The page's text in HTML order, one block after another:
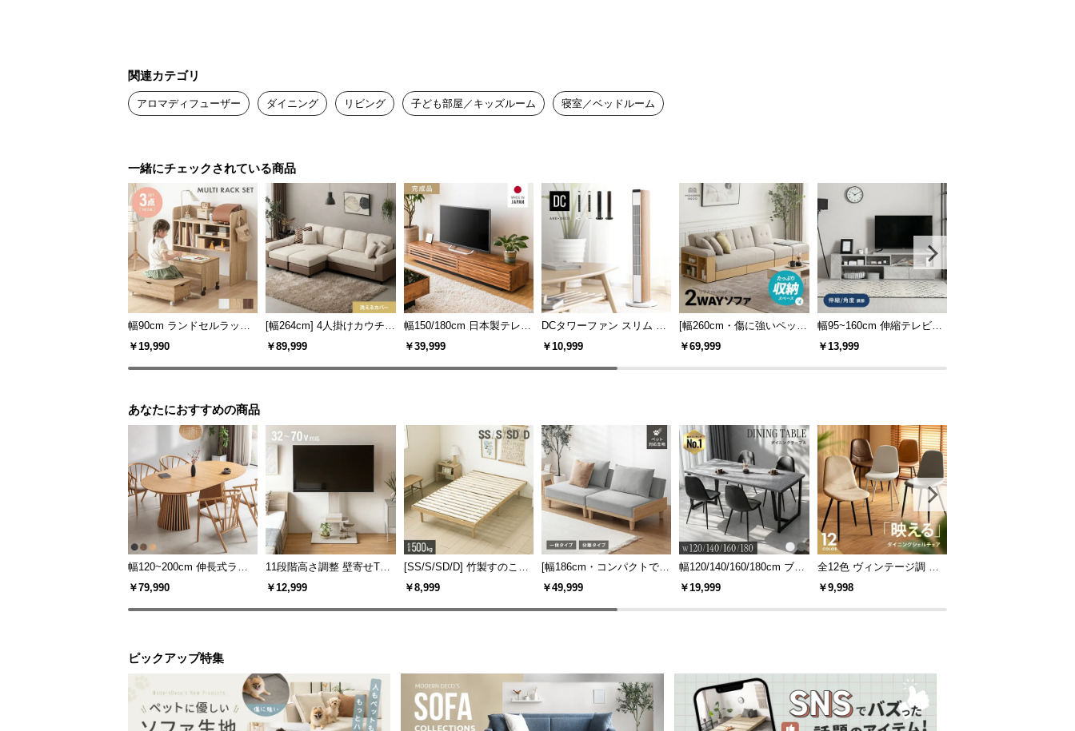
関連カテゴリ
アロマディフューザー ダイニング リビング 子ども部屋／キッズルーム 寝室／ベッドルーム
一緒にチェックされている商品
幅90cm ランドセルラック
学習机 3点セット
￥19,990
[幅264cm] 4人掛けカウチソ
ファ L字 最大6人掛け ビッ
イアウト自由
￥89,999
幅150/180cm 日本製テレビ
ボード TOT-002-1
￥39,999
DCタワーファン スリム 左
右自動首振り 8段階風量
￥10,999
[幅260cm・傷に強いペット
対応生地も] 収納付き3人掛
￥69,999
幅95~160cm 伸縮テレビボ
ード アレンジ多彩 引き出
タル調/木目調
￥13,999
あなたにおすすめの商品
幅120~200cm 伸長式ラウ
ンドダイニングテーブル 6
格子デザイン
￥79,990
11段階高さ調整 壁寄せTV
スタンド キャスター付き
￥12,999
[SS/S/SD/D] 竹製すのこベ
ッド
￥8,999
[幅186cm・コンパクトでも
広々] 3人掛けソファベッド
ーム 北欧
￥49,999
幅120/140/160/180cm ブラ
ックフレーム ダイニング
￥19,999
全12色 ヴィンテージ調 デ
ザイナーズシェルチェア
￥9,998
ピックアップ特集